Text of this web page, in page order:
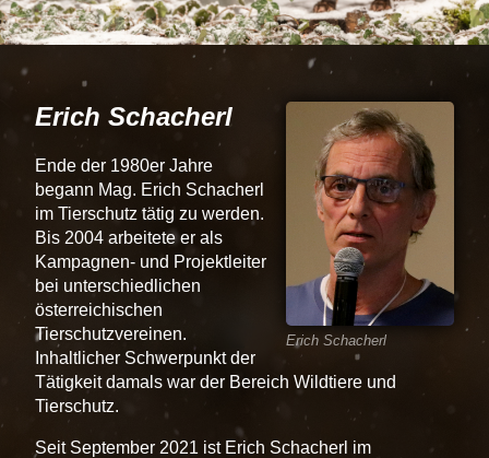
Erich Schacherl
Erich Schacherl
Ende der 1980er Jahre
begann Mag. Erich Schacherl
im Tierschutz tätig zu werden.
Bis 2004 arbeitete er als
Kampagnen- und Projektleiter
bei unterschiedlichen
österreichischen
Tierschutzvereinen.
Inhaltlicher Schwerpunkt der
Tätigkeit damals war der Bereich Wildtiere und
Tierschutz.
Seit September 2021 ist Erich Schacherl im